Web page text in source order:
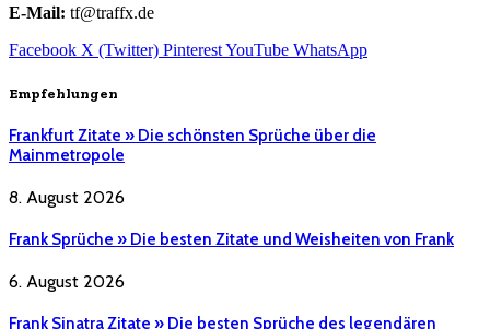
E-Mail: tf@traffx.de
Facebook X (Twitter) PinterestYouTube WhatsApp
Empfehlungen
Frankfurt Zitate » Die schönsten Sprüche über die
Mainmetropole
8. August 2026
Frank Sprüche » Die besten Zitate und Weisheiten von Frank
6. August 2026
Frank Sinatra Zitate » Die besten Sprüche des legendären